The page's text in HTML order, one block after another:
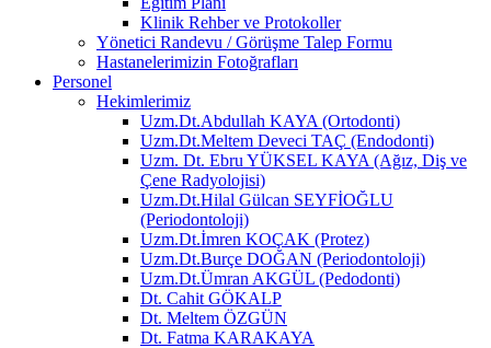
Klinik Rehber ve Protokoller
Yönetici Randevu / Görüşme Talep Formu
Hastanelerimizin Fotoğrafları
Personel
Hekimlerimiz
Uzm.Dt.Abdullah KAYA (Ortodonti)
Uzm.Dt.Meltem Deveci TAÇ (Endodonti)
Uzm. Dt. Ebru YÜKSEL KAYA (Ağız, Diş ve
Çene Radyolojisi)
Uzm.Dt.Hilal Gülcan SEYFİOĞLU
(Periodontoloji)
Uzm.Dt.İmren KOÇAK (Protez)
Uzm.Dt.Burçe DOĞAN (Periodontoloji)
Uzm.Dt.Ümran AKGÜL (Pedodonti)
Dt. Cahit GÖKALP
Dt. Meltem ÖZGÜN
Dt. Fatma KARAKAYA